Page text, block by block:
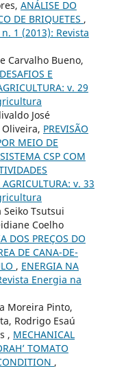
ANÁLISE DO
DE BRIQUETES ,
n. 1 (2013): Revista
Carvalho Bueno,
E
v. 29
José
PREVISÃO
MEIO DE
CSP COM
v. 33
Tsutsui
Coelho
DOS PREÇOS DO
DE CANA-DE-
, ENERGIA NA
Energia na
Moreira Pinto,
Rodrigo Esaú
, MECHANICAL
TOMATO
,